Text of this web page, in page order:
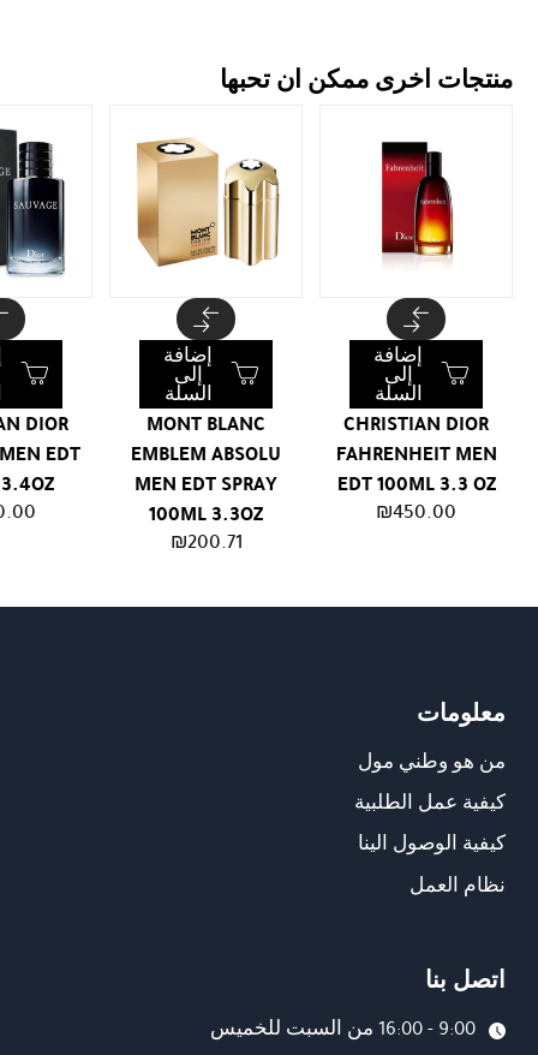
منتجات اخرى ممكن ان تحبها
CHRISTIAN DIOR
FAHRENHEIT MEN
EDT 100ML 3.3 OZ
₪450.00
إضافة
إلى
السلة
MONT BLANC
EMBLEM ABSOLU
MEN EDT SPRAY
100ML 3.3OZ
₪200.71
إضافة
إلى
السلة
DIOR
EDT
معلومات
من هو وطني مول
كيفية عمل الطلبية
كيفية الوصول الينا
نظام العمل
اتصل بنا
9:00 - 16:00 من السبت للخميس